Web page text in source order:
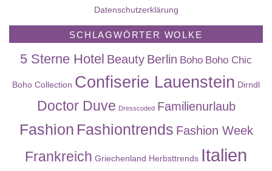
Datenschutzerklärung
SCHLAGWÖRTER WOLKE
5 Sterne Hotel Beauty Berlin Boho Boho Chic
Boho Collection Confiserie Lauenstein Dirndl
Doctor Duve Dresscoded Familienurlaub
Fashion Fashiontrends Fashion Week
Frankreich Griechenland Herbsttrends Italien